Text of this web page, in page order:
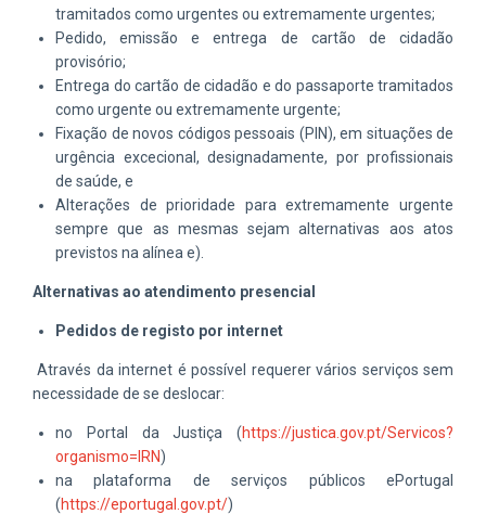
tramitados como urgentes ou extremamente urgentes;
Pedido, emissão e entrega de cartão de cidadão
provisório;
Entrega do cartão de cidadão e do passaporte tramitados
como urgente ou extremamente urgente;
Fixação de novos códigos pessoais (PIN), em situações de
urgência excecional, designadamente, por profissionais
de saúde, e
Alterações de prioridade para extremamente urgente
sempre que as mesmas sejam alternativas aos atos
previstos na alínea e).
Alternativas ao atendimento presencial
Pedidos de registo por internet
Através da internet é possível requerer vários serviços sem
necessidade de se deslocar:
no Portal da Justiça (https://justica.gov.pt/Servicos?
organismo=IRN)
na plataforma de serviços públicos ePortugal
(https://eportugal.gov.pt/)